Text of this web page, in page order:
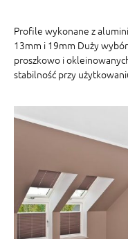
Profile wykonane z
13mm i 19mm Duży
proszkowo i
stabilność przy